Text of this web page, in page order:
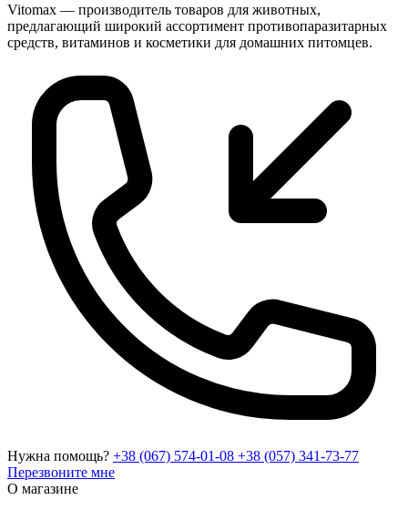
Vitomax — производитель товаров для животных,
предлагающий широкий ассортимент противопаразитарных
средств, витаминов и косметики для домашних питомцев.
Нужна помощь? +38 (067) 574-01-08 +38 (057) 341-73-77
Перезвоните мне
О магазине